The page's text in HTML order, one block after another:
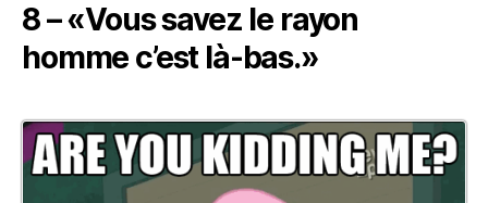
8 – «Vous savez le rayon
homme c’est là-bas.»